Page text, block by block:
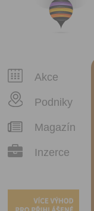
CityBee
Akce
Podniky
Magazín
Inzerce